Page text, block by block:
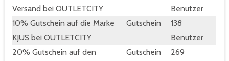
Versand bei OUTLETCITY
Benutzer
10% Gutschein auf die Marke
KJUS bei OUTLETCITY
Gutschein
138
Benutzer
20% Gutschein auf den
Gutschein
269